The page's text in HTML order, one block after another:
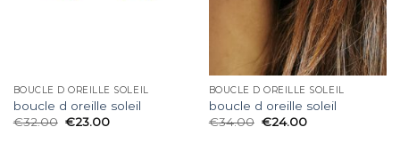
BOUCLE D OREILLE SOLEIL
boucle d oreille soleil
€32.00 €23.00
BOUCLE D OREILLE SOLEIL
boucle d oreille soleil
€34.00 €24.00